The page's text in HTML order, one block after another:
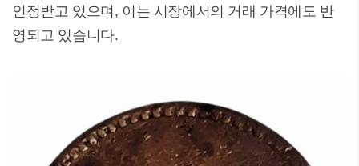
인정받고 있으며, 이는 시장에서의 거래 가격에도 반
영되고 있습니다.